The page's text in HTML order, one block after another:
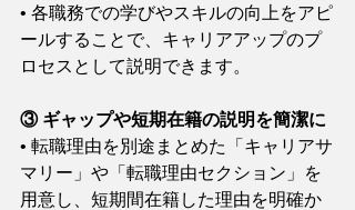
• 各職務での学びやスキルの向上をアピ
ールすることで、キャリアアップのプ
ロセスとして説明できます。
③ ギャップや短期在籍の説明を簡潔に
• 転職理由を別途まとめた「キャリアサ
マリー」や「転職理由セクション」を
用意し、短期間在籍した理由を明確か